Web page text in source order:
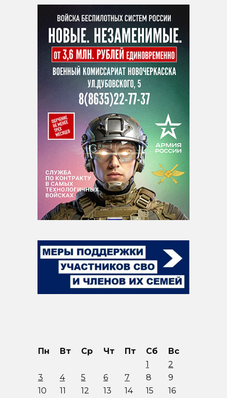
Пн Вт Ср Чт Пт Сб
Вс
1
2
3
4 5 6 7 8
9
10
11 12 13 14 15
16